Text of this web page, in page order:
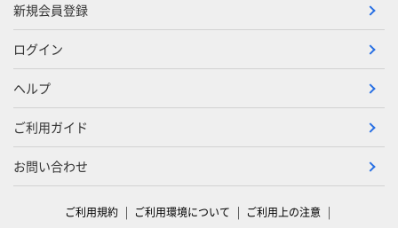
新規会員登録
ログイン
ヘルプ
ご利用ガイド
お問い合わせ
ご利用規約 ご利用環境について ご利用上の注意